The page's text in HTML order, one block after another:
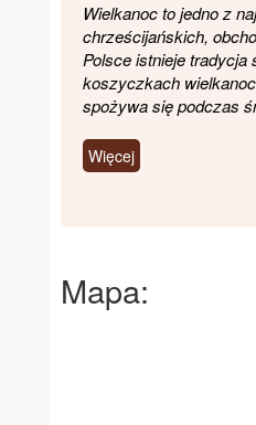
Wielkanoc to jedno z
chrześcijańskich,
Polsce istnieje
koszyczkach
spożywa się podczas
Więcej
Mapa: